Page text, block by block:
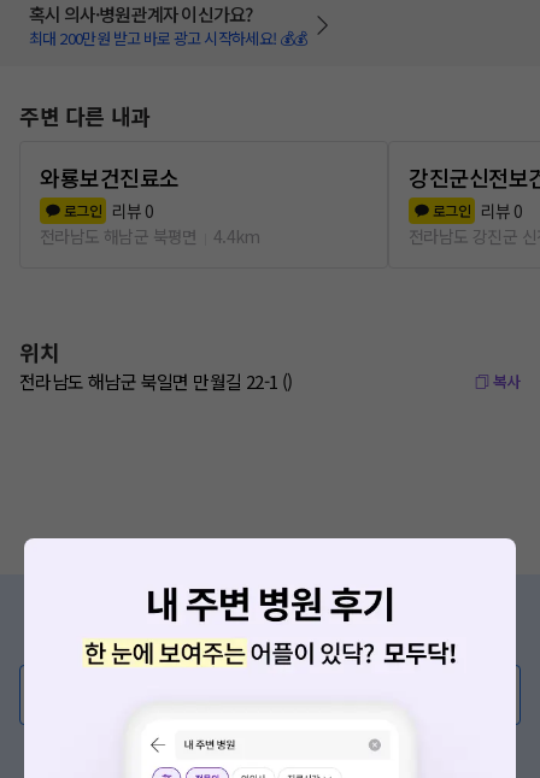
혹시 의사·병원관계자 이신가요?
최대 200만원 받고 바로 광고 시작하세요! 💰💰
주변 다른 내과
와룡보건진료소
로그인 리뷰 0
전라남도 해남군 북평면
4.4km
강진군신전보
로그인 리뷰 0
전라남도 강진군
위치
전라남도 해남군 북일면 만월길 22-1 () 복사
증상/치료, 궁금한 점이 있나요?
의사가 직접 답해드려요!
혹은, 의료상담 서비스에 다양한 게시글 보러가기